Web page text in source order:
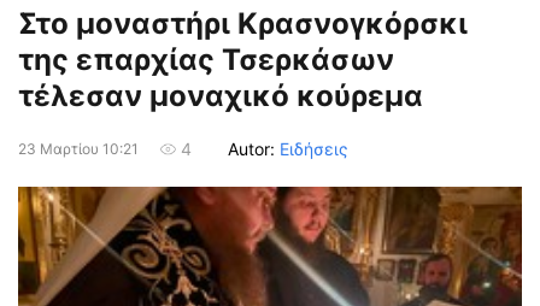
Στο μοναστήρι Κρασνογκόρσκι
της επαρχίας Τσερκάσων
τέλεσαν μοναχικό κούρεμα
23 Μαρτίου 10:21 4 Autor: Ειδήσεις